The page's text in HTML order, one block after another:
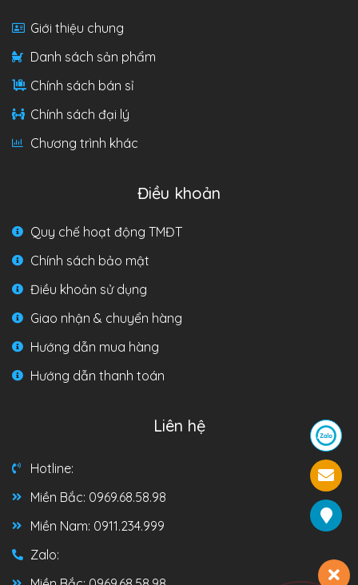
Giới thiệu chung
Danh sách sản phẩm
Chính sách bán sỉ
Chính sách đại lý
Chương trình khác
Điều khoản
Quy chế hoạt động TMĐT
Chính sách bảo mật
Điều khoản sử dụng
Giao nhận & chuyển hàng
Hướng dẫn mua hàng
Hướng dẫn thanh toán
Liên hệ
Hotline:
Miền Bắc: 0969.68.58.98
Miền Nam: 0911.234.999
Zalo: